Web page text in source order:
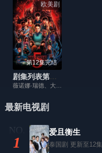
欧美剧
第12集完结
剧集列表第五季
薇诺娜·瑞德、大卫·哈伯、芬恩·伍法德、米莉·博比·布朗、伽塔·马塔拉佐、迦勒·麦罗林、诺亚·施纳普、萨迪·辛克、娜塔莉亚·戴尔、查理·希顿、乔·奇瑞、戴克·蒙哥马利、玛雅·霍克、艾米贝丝·迈克纳蒂、普莉亚·弗格森、布瑞特·吉尔曼和卡拉·布欧诺等原班人马回归。
最新电视剧
1
爱且衡生
泰国剧 更新至12集